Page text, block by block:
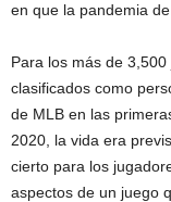
en que la pandemia
Para los más de
clasificados como
de MLB en las
2020, la vida era
cierto para los
aspectos de un juego